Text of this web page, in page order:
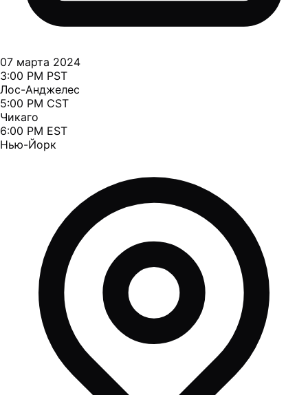
07 марта 2024
3:00 PM PST
Лос-Анджелес
5:00 PM CST
Чикаго
6:00 PM EST
Нью-Йорк